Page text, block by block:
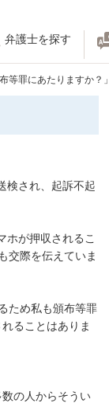
弁護士を探す
等罪にあたりますか？」
検され、起訴不起
ホが押収されるこ
交際を伝えていま
ため私も頒布等罪
ることはありま
の人からそうい